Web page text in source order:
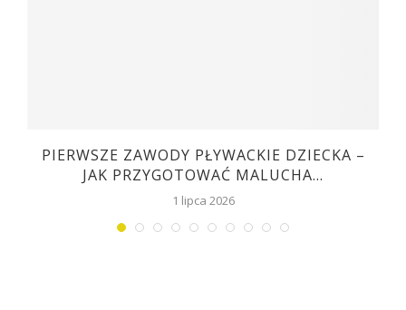
PIERWSZE ZAWODY PŁYWACKIE DZIECKA –
JAK PRZYGOTOWAĆ MALUCHA...
1 lipca 2026